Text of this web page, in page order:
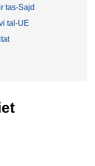
tas-Sajd
tal-UE